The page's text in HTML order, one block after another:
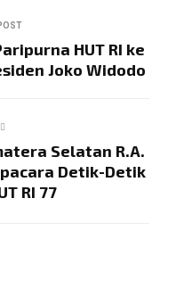
HUT RI ke
Joko Widodo
Selatan R.A.
Detik-Detik
RI 77